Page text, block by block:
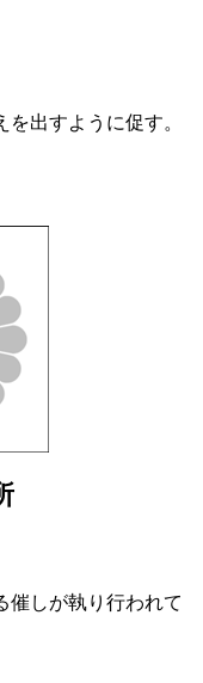
出すように促す。
催しが執り行われて